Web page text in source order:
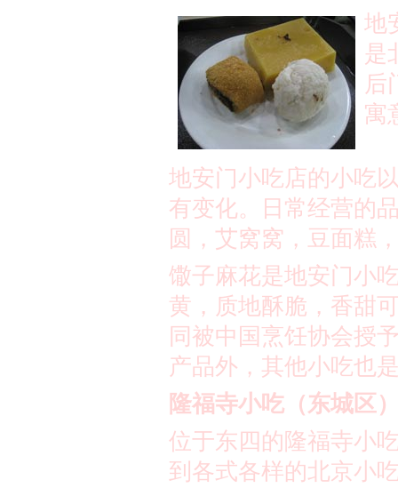
地
是
后
寓
地安门小吃店的小吃
有变化。日常经营的
圆，艾窝窝，豆面糕
馓子麻花是地安门小
黄，质地酥脆，香甜
同被中国烹饪协会授
产品外，其他小吃也
隆福寺小吃（东城区
位于东四的隆福寺小
到各式各样的北京小